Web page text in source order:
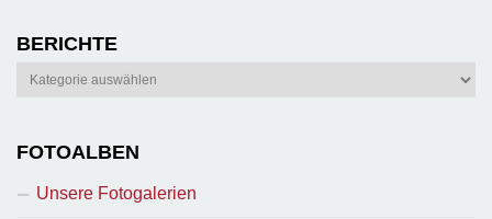
BERICHTE
Berichte
FOTOALBEN
Unsere Fotogalerien